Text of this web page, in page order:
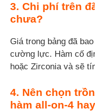
3. Chi phí trên
chưa?
Giá trong bảng đã
cường lực. Hàm cố
hoặc Zirconia và sẽ
4. Nên chọn
hàm all-on-4